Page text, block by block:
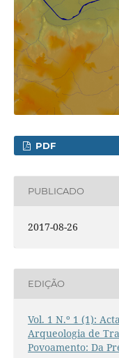
PDF
PUBLICADO
2017-08-26
EDIÇÃO
Vol. 1 N.º 1 (1):
Arqueologia de
Povoamento: Da